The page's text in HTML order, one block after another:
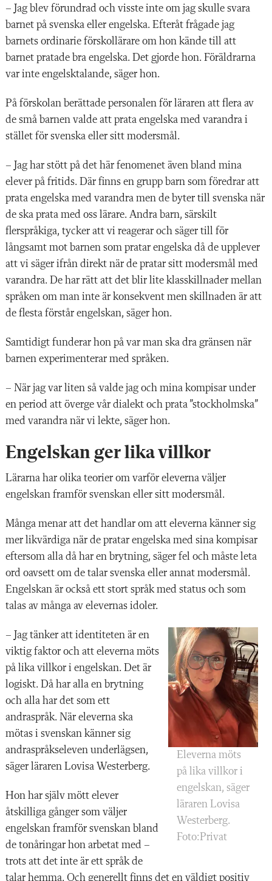
– Jag blev förundrad och visste inte om jag skulle svara
barnet på svenska eller engelska. Efteråt frågade jag
barnets ordinarie förskollärare om hon kände till att
barnet pratade bra engelska. Det gjorde hon. Föräldrarna
var inte engelsktalande, säger hon.
På förskolan berättade personalen för läraren att flera av
de små barnen valde att prata engelska med varandra i
stället för svenska eller sitt modersmål.
– Jag har stött på det här fenomenet även bland mina
elever på fritids. Där finns en grupp barn som föredrar att
prata engelska med varandra men de byter till svenska när
de ska prata med oss lärare. Andra barn, särskilt
flerspråkiga, tycker att vi reagerar och säger till för
långsamt mot barnen som pratar engelska då de upplever
att vi säger ifrån direkt när de pratar sitt modersmål med
varandra. De har rätt att det blir lite klasskillnader mellan
språken om man inte är konsekvent men skillnaden är att
de flesta förstår engelskan, säger hon.
Samtidigt funderar hon på var man ska dra gränsen när
barnen experimenterar med språken.
– När jag var liten så valde jag och mina kompisar under
en period att överge vår dialekt och prata ”stockholmska”
med varandra när vi lekte, säger hon.
Engelskan ger lika villkor
Lärarna har olika teorier om varför eleverna väljer
engelskan framför svenskan eller sitt modersmål.
Många menar att det handlar om att eleverna känner sig
mer likvärdiga när de pratar engelska med sina kompisar
eftersom alla då har en brytning, säger fel och måste leta
ord oavsett om de talar svenska eller annat modersmål.
Engelskan är också ett stort språk med status och som
talas av många av elevernas idoler.
Eleverna möts
på lika villkor i
engelskan, säger
läraren Lovisa
Westerberg.
Foto:Privat
– Jag tänker att identiteten är en
viktig faktor och att eleverna möts
på lika villkor i engelskan. Det är
logiskt. Då har alla en brytning
och alla har det som ett
andraspråk. När eleverna ska
mötas i svenskan känner sig
andraspråkseleven underlägsen,
säger läraren Lovisa Westerberg.
Hon har själv mött elever
åtskilliga gånger som väljer
engelskan framför svenskan bland
de tonåringar hon arbetat med –
trots att det inte är ett språk de
talar hemma. Och generellt finns det en väldigt positiv